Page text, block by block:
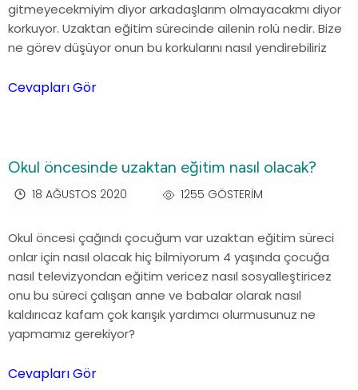
gitmeyecekmiyim diyor arkadaşlarım olmayacakmı diyor
korkuyor. Uzaktan eğitim sürecinde ailenin rolü nedir. Bize
ne görev düşüyor onun bu korkularını nasıl yendirebiliriz
Cevapları Gör
Okul öncesinde uzaktan eğitim nasıl olacak?
18 AĞUSTOS 2020 1255 GÖSTERIM
Okul öncesi çağındı çocuğum var uzaktan eğitim süreci
onlar için nasıl olacak hiç bilmiyorum 4 yaşında çocuğa
nasıl televizyondan eğitim vericez nasıl sosyalleştiricez
onu bu süreci çalışan anne ve babalar olarak nasıl
kaldırıcaz kafam çok karışık yardımcı olurmusunuz ne
yapmamız gerekiyor?
Cevapları Gör